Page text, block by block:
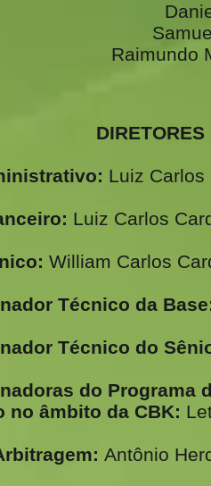
E
Luiz
Luiz Carlos
William Carlos
Técnico da
Técnico do
do Programa
no âmbito da CBK:
Antônio
Raimundo